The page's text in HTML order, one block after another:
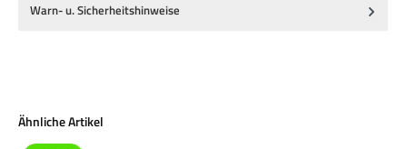
Warn- u. Sicherheitshinweise
Produktgalerie überspringen
Ähnliche Artikel